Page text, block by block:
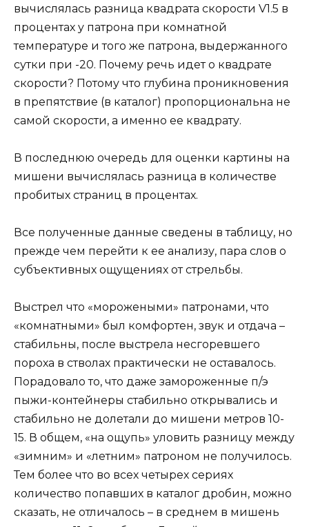
вычислялась разница квадрата скорости V1.5 в
процентах у патрона при комнатной
температуре и того же патрона, выдержанного
сутки при -20. Почему речь идет о квадрате
скорости? Потому что глубина проникновения
в препятствие (в каталог) пропорциональна не
самой скорости, а именно ее квадрату.
В последнюю очередь для оценки картины на
мишени вычислялась разница в количестве
пробитых страниц в процентах.
Все полученные данные сведены в таблицу, но
прежде чем перейти к ее анализу, пара слов о
субъективных ощущениях от стрельбы.
Выстрел что «морожеными» патронами, что
«комнатными» был комфортен, звук и отдача –
стабильны, после выстрела несгоревшего
пороха в стволах практически не оставалось.
Порадовало то, что даже замороженные п/э
пыжи-контейнеры стабильно открывались и
стабильно не долетали до мишени метров 10-
15. В общем, «на ощупь» уловить разницу между
«зимним» и «летним» патроном не получилось.
Тем более что во всех четырех сериях
количество попавших в каталог дробин, можно
сказать, не отличалось – в среднем в мишень